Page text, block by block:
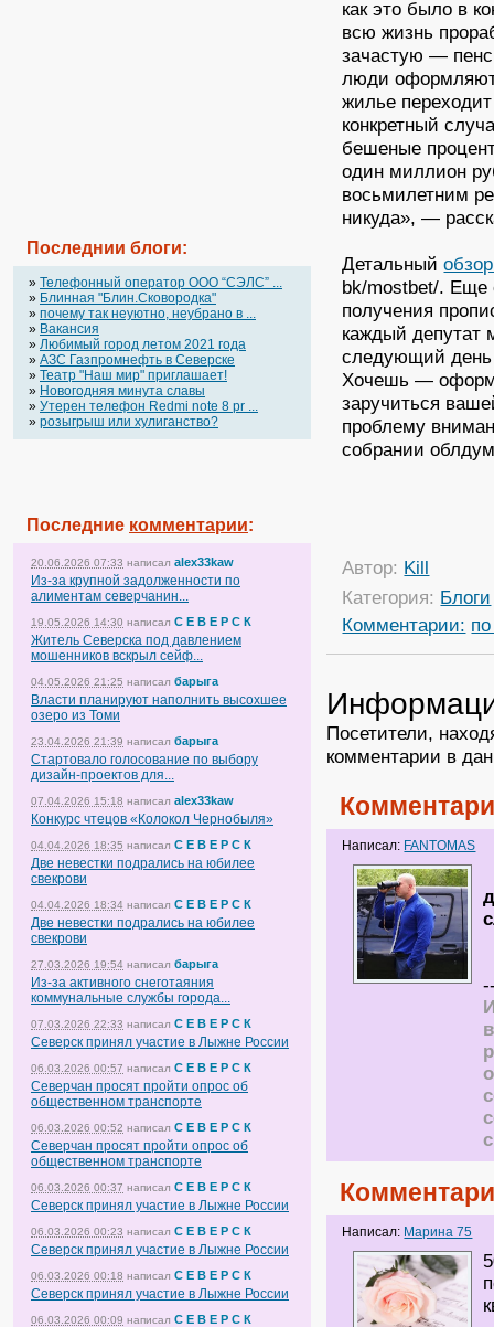
Последнии блоги:
» Телефонный оператор OOO “СЭЛС” ...
» Блинная "Блин.Сковородка"
» почему так неуютно, неубрано в ...
» Вакансия
» Любимый город летом 2021 года
» АЗС Газпромнефть в Северске
» Театр "Наш мир" приглашает!
» Новогодняя минута славы
» Утерен телефон Redmi note 8 pr ...
» розыгрыш или хулиганство?
Последние комментарии:
20.06.2026 07:33 написал alex33kaw
Из-за крупной задолженности по
алиментам северчанин...
19.05.2026 14:30 написал С Е В Е Р С К
Житель Северска под давлением
мошенников вскрыл сейф...
04.05.2026 21:25 написал барыга
Власти планируют наполнить высохшее
озеро из Томи
23.04.2026 21:39 написал барыга
Стартовало голосование по выбору
дизайн-проектов для...
07.04.2026 15:18 написал alex33kaw
Конкурс чтецов «Колокол Чернобыля»
04.04.2026 18:35 написал С Е В Е Р С К
Две невестки подрались на юбилее
свекрови
04.04.2026 18:34 написал С Е В Е Р С К
Две невестки подрались на юбилее
свекрови
27.03.2026 19:54 написал барыга
Из-за активного снеготаяния
коммунальные службы города...
07.03.2026 22:33 написал С Е В Е Р С К
Северск принял участие в Лыжне России
06.03.2026 00:57 написал С Е В Е Р С К
Северчан просят пройти опрос об
общественном транспорте
06.03.2026 00:52 написал С Е В Е Р С К
Северчан просят пройти опрос об
общественном транспорте
06.03.2026 00:37 написал С Е В Е Р С К
Северск принял участие в Лыжне России
06.03.2026 00:23 написал С Е В Е Р С К
Северск принял участие в Лыжне России
06.03.2026 00:18 написал С Е В Е Р С К
Северск принял участие в Лыжне России
06.03.2026 00:09 написал С Е В Е Р С К
как это было в
всю жизнь
зачастую —
люди
жилье
конкретный
бешеные
один миллион
восьмилетним
никуда», —
Детальный
bk/mostbet/. Еще
получения
каждый депутат
следующий день
Хочешь —
заручиться
проблему
собрании
Автор: Kill
Категория: Блоги
Комментарии:
Посетители,
комментарии в
Написал: FANTOMAS
Написал: Марина 75